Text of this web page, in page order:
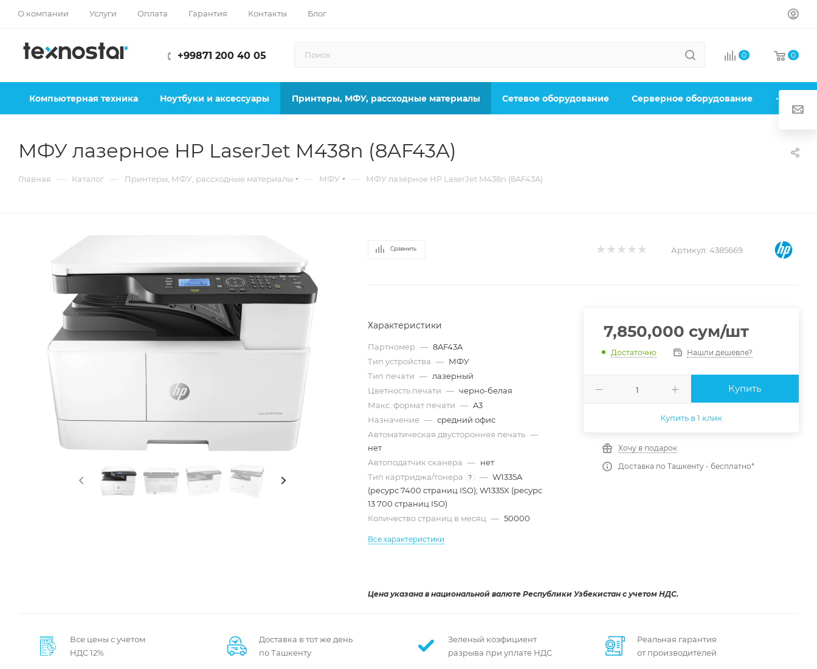
О компании Услуги Оплата Гарантия Контакты Блог
+99871 200 40 05 0 0
Компьютерная техника Ноутбуки и аксессуары Принтеры, МФУ, рассходные материалы Сетевое оборудование Серверное оборудование
МФУ лазерное HP LaserJet M438n (8AF43A)
Главная — Каталог — Принтеры, МФУ, рассходные материалы — МФУ — МФУ лазерное HP LaserJet M438n (8AF43A)
Сравнить Артикул: 4385669
Характеристики
Партномер — 8AF43A
Тип устройства — МФУ
Тип печати — лазерный
Цветность печати — черно-белая
Макс. формат печати — A3
Назначение — средний офис
Автоматическая двусторонняя печать —
нет
Автоподатчик сканера — нет
Тип картриджа/тонера
? — W1335A
(ресурс 7400 страниц ISO); W1335X (ресурс
13 700 страниц ISO)
Количество страниц в месяц — 50000
Все характеристики
7,850,000 сум/шт
Достаточно Нашли дешевле?
Купить
Купить в 1 клик
Хочу в подарок
Доставка по Ташкенту - бесплатно*
Цена указана в национальной валюте Республики Узбекистан с учетом НДС.
Все цены с учетом
НДС 12%
Доставка в тот же день
по Ташкенту
Зеленый коэфициент
разрыва при уплате НДС
Реальная гарантия
от производителей